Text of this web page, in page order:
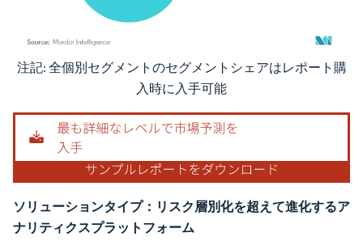
画像 © Mordor Intelligence。再利用にはCC BY 4.0の表示が必要です。
注記: 全個別セグメントのセグメントシェアはレポート購
入時に入手可能
ソリューションタイプ：リスク層別化を超えて進化するア
ナリティクスプラットフォーム